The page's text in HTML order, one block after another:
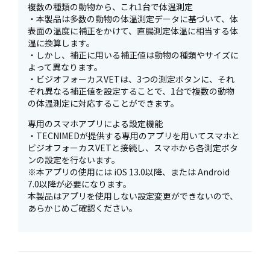
複数の種類の動物から、これ1台で体温測定
・本製品は多数の動物の体温測定データに基づいて、体
表面の温度に補正をかけて、直腸測定体温に相当する体
温に換算します。
・しかし、補正に用いる補正値は動物の種類やサイズに
よって異なります。
・ビジオフォーカスVETは、3つの測定ボタンに、それ
ぞれ異なる補正値を設定することで、1台で複数の動物
の体温測定に対応することができます。
専用のスマホアプリによる設定機能
・TECNIMEDが提供する専用のアプリを用いてスマホと
ビジオフォーカスVETと接続し、スマホから各測定ボタ
ンの設定を行ないます。
※本アプリの使用には iOS 13.0以降、または Android
7.0以降が必要になります。
本製品はアプリを使用しない設定変更ができないので、
あらかじめご確認ください。